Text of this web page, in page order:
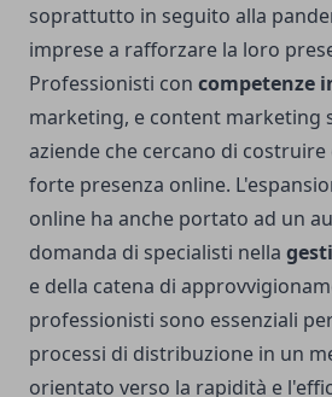
soprattutto in seguito alla
imprese a rafforzare la loro
Professionisti con competenze
marketing, e content marketing
aziende che cercano di
forte presenza online.
online ha anche portato ad un
domanda di specialisti nella
e della catena di
professionisti sono essenziali
processi di distribuzione in un
orientato verso la rapidità e